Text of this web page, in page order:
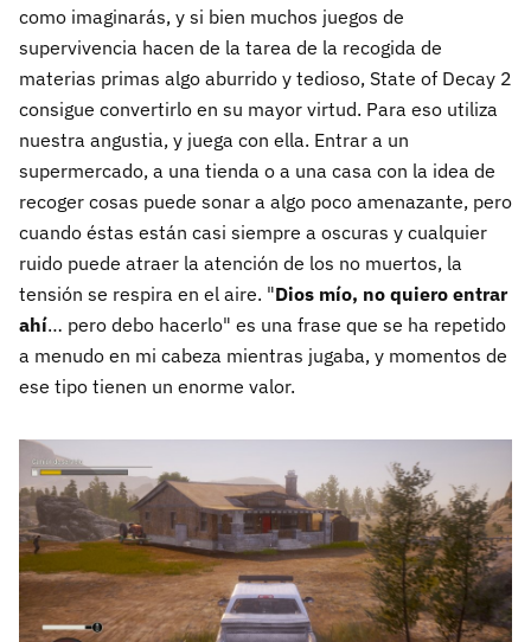
como imaginarás, y si bien muchos juegos de
supervivencia hacen de la tarea de la recogida de
materias primas algo aburrido y tedioso, State of Decay 2
consigue convertirlo en su mayor virtud. Para eso utiliza
nuestra angustia, y juega con ella. Entrar a un
supermercado, a una tienda o a una casa con la idea de
recoger cosas puede sonar a algo poco amenazante, pero
cuando éstas están casi siempre a oscuras y cualquier
ruido puede atraer la atención de los no muertos, la
tensión se respira en el aire. "Dios mío, no quiero entrar
ahí… pero debo hacerlo" es una frase que se ha repetido
a menudo en mi cabeza mientras jugaba, y momentos de
ese tipo tienen un enorme valor.